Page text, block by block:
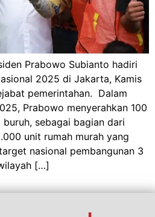
Prabowo Subianto hadiri
2025 di Jakarta, Kamis
pemerintahan. Dalam
Prabowo menyerahkan 100
sebagai bagian dari
unit rumah murah yang
nasional pembangunan 3
[…]